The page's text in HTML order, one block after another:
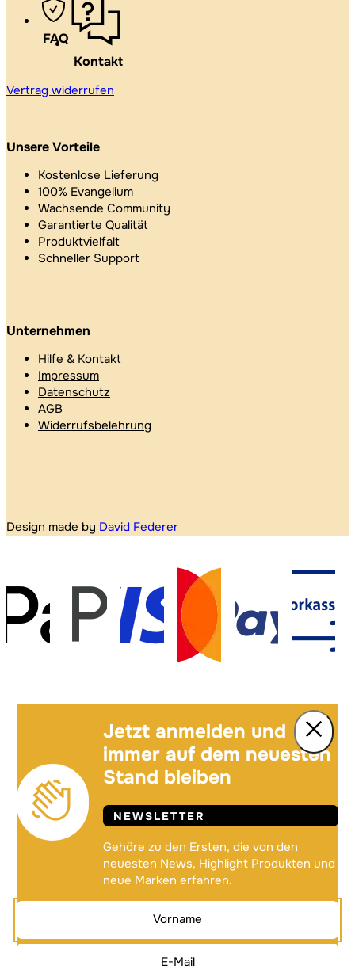
FAQ
Kontakt
Vertrag widerrufen
Unsere Vorteile
Kostenlose Lieferung
100% Evangelium
Wachsende Community
Garantierte Qualität
Produktvielfalt
Schneller Support
Unternehmen
Hilfe & Kontakt
Impressum
Datenschutz
AGB
Widerrufsbelehrung
Design made by David Federer
Jetzt anmelden und
immer auf dem neuesten
Stand bleiben
NEWSLETTER
Gehöre zu den Ersten, die von den
neuesten News, Highlight Produkten und
neue Marken erfahren.